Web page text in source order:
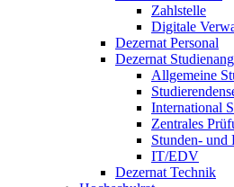
Zahlstelle
Digitale
Dezernat Personal
Dezernat
Allgemeine
International
Zentrales
Stunden- und
IT/EDV
Dezernat Technik